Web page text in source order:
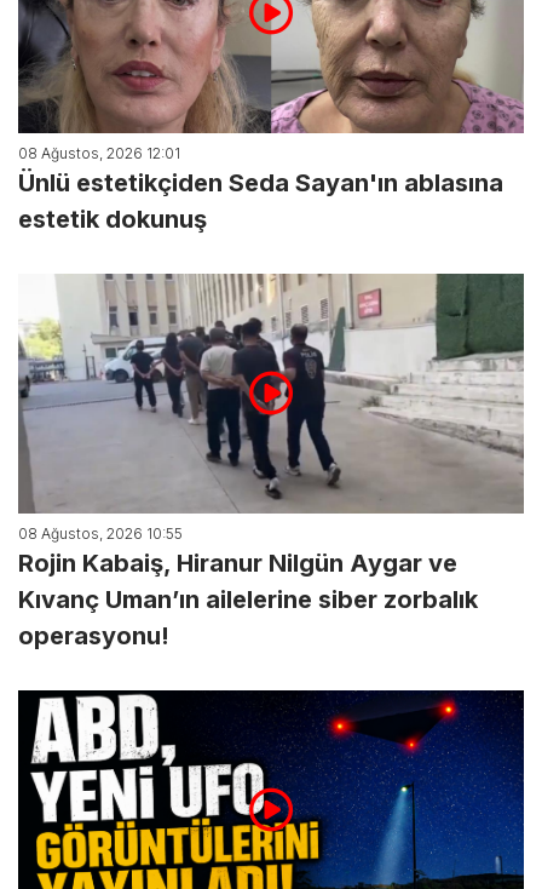
08 Ağustos, 2026 12:01
Ünlü estetikçiden Seda Sayan'ın ablasına
estetik dokunuş
08 Ağustos, 2026 10:55
Rojin Kabaiş, Hiranur Nilgün Aygar ve
Kıvanç Uman’ın ailelerine siber zorbalık
operasyonu!